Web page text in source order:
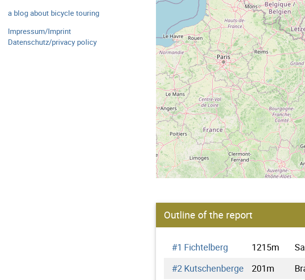
a blog about bicycle touring
Impressum/Imprint
Datenschutz/privacy policy
Outline of the report
#1 Fichtelberg 1215m
#2 Kutschenberge
201m